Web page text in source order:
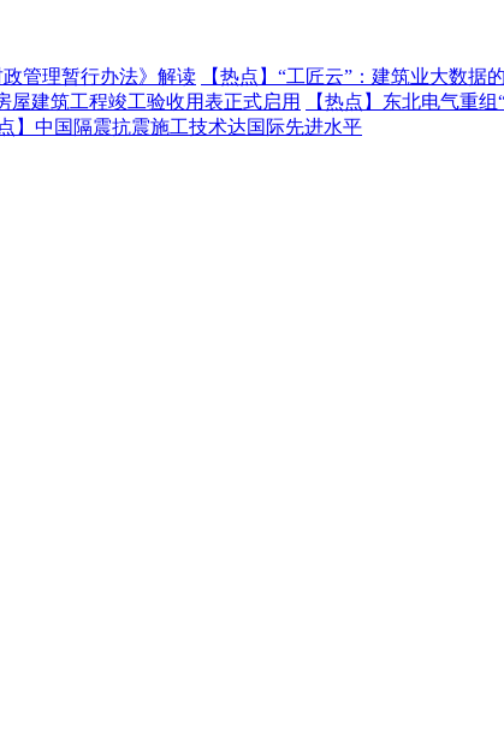
管理暂行办法》解读 【热点】 “工匠云”：建筑业大数据
屋建筑工程竣工验收用表正式启用 【热点】 东北电气重组
】 中国隔震抗震施工技术达国际先进水平